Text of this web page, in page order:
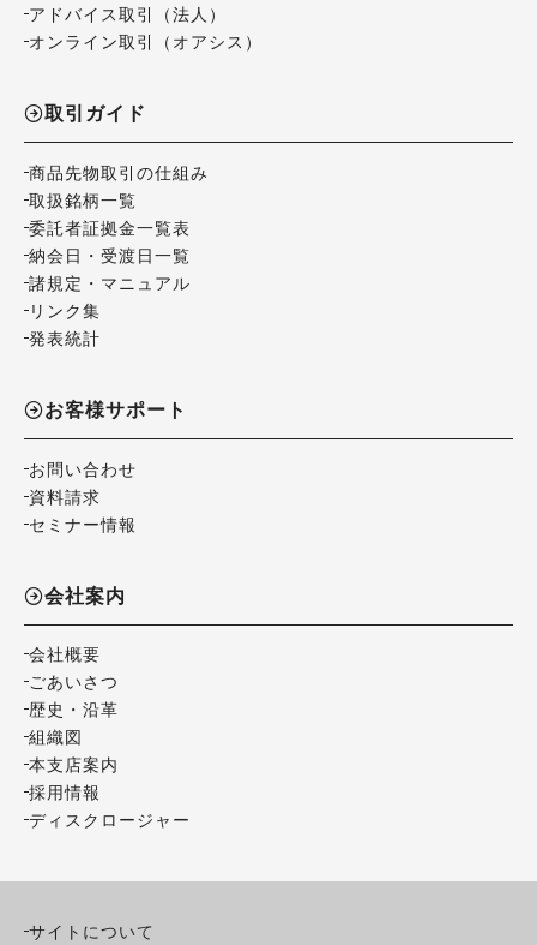
アドバイス取引（法人）
オンライン取引（オアシス）
取引ガイド
商品先物取引の仕組み
取扱銘柄一覧
委託者証拠金一覧表
納会日・受渡日一覧
諸規定・マニュアル
リンク集
発表統計
お客様サポート
お問い合わせ
資料請求
セミナー情報
会社案内
会社概要
ごあいさつ
歴史・沿革
組織図
本支店案内
採用情報
ディスクロージャー
サイトについて